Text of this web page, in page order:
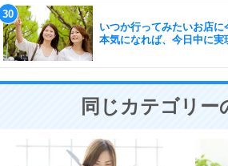
いつか行ってみたいお店に
本気になれば、今日中に実
同じカテゴリー